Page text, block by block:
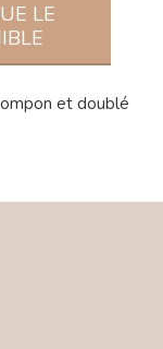
LE
et doublé